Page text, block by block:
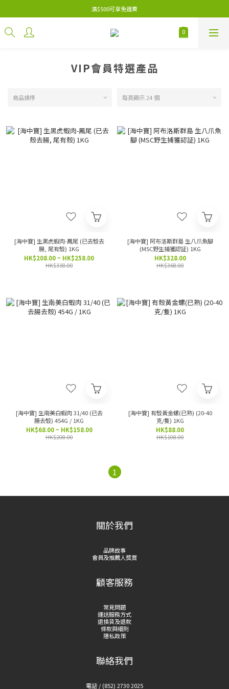
滿$500可享免運費
VIP會員特選產品
商品排序 每頁顯示 24 個
[海中寶] 生黑虎蝦肉-鳳尾 (已去殼去
腸, 尾有殼) 1KG
HK$208.00 ~ HK$258.00
HK$338.00
[海中寶] 阿布洛斯群島 生八爪魚腳
(MSC野生捕獲認証) 1KG
HK$328.00
HK$368.00
[海中寶] 生南美白蝦肉 31/40 (已去
腸去殼) 454G / 1KG
HK$68.00 ~ HK$158.00
HK$208.00
[海中寶] 有殼黃金螺(已熟) (20-40
克/隻) 1KG
HK$88.00
HK$108.00
1
關於我們
品牌故事
會員及推薦人獎賞
顧客服務
常見問題
運送服務方式
退換貨及退款
條款與細則
隱私政策
聯絡我們
電話 / (852) 2730 2025